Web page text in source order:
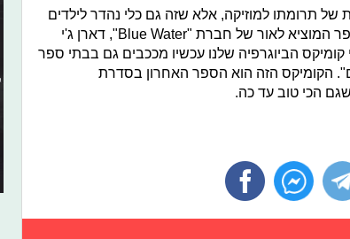
של תרומתו למוזיקה, אלא שזה גם כלי נהדר לילדים
לקרוא עליו דרך סוג אחר של מדיה," כך סיפר המוציא לאור של חברת "Blue Water", דארן ג'י
קומיקס הביוגרפיה שלנו עכשיו מככבים גם בבתי ספר
הקומיקס הזה הוא הספר האחרון בסדרת
שגם הכי טוב עד כה.